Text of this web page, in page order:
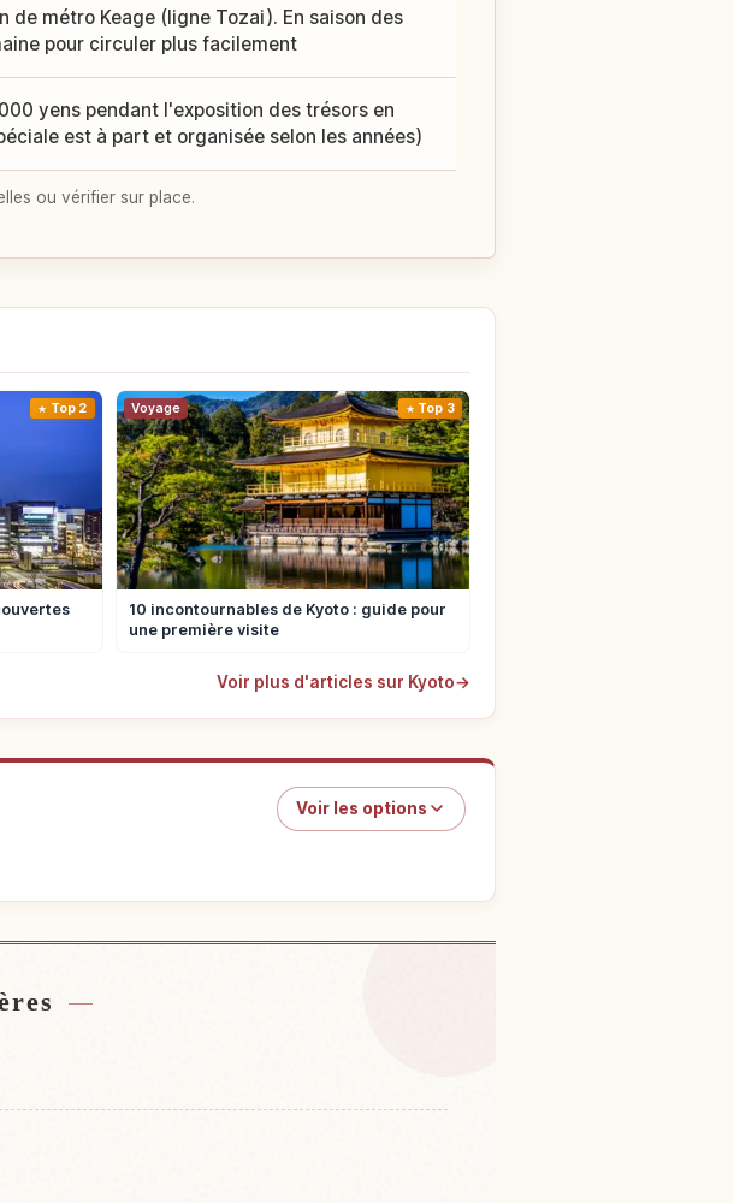
de métro Keage (ligne Tozai). En saison des
pour circuler plus facilement
yens pendant l'exposition des trésors en
est à part et organisée selon les années)
ou vérifier sur place.
Top 2 Voyage Top 3
10 incontournables de Kyoto : guide pour
une première visite
Voir plus d'articles sur Kyoto→
Voir les options